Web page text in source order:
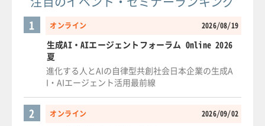
オンライン 2026/08/19
1
生成AI・AIエージェントフォーラム Online 2026
夏
進化する人とAIの自律型共創社会日本企業の生成A
I・AIエージェント活用最前線
オンライン 2026/09/02
2